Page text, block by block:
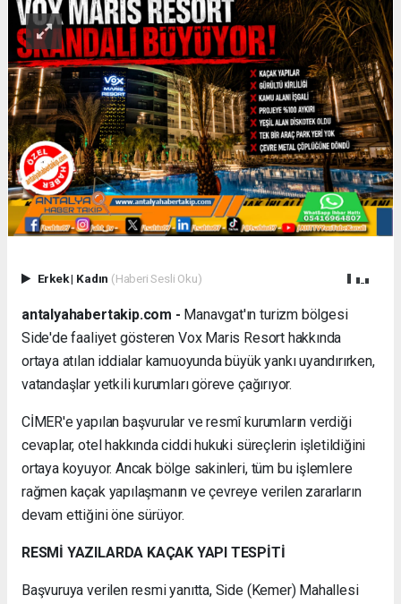
Erkek| Kadın (Haberi Sesli Oku)
antalyahabertakip.com - Manavgat'ın turizm bölgesi
Side'de faaliyet gösteren Vox Maris Resort hakkında
ortaya atılan iddialar kamuoyunda büyük yankı uyandırırken,
vatandaşlar yetkili kurumları göreve çağırıyor.
CİMER'e yapılan başvurular ve resmî kurumların verdiği
cevaplar, otel hakkında ciddi hukuki süreçlerin işletildiğini
ortaya koyuyor. Ancak bölge sakinleri, tüm bu işlemlere
rağmen kaçak yapılaşmanın ve çevreye verilen zararların
devam ettiğini öne sürüyor.
RESMİ YAZILARDA KAÇAK YAPI TESPİTİ
Başvuruya verilen resmi yanıtta, Side (Kemer) Mahallesi